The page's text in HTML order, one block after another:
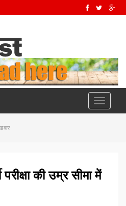
Toggle
की उम्र सीमा में